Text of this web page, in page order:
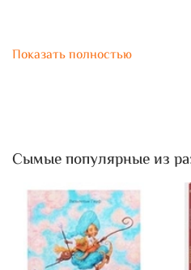
Показать полностью
Сымые популярные из